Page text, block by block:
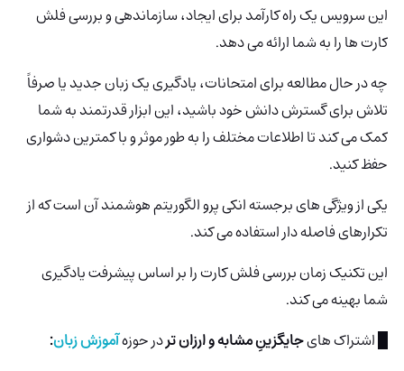
این سرویس یک راه کارآمد برای ایجاد، سازماندهی و بررسی فلش
کارت ها را به شما ارائه می دهد.
چه در حال مطالعه برای امتحانات، یادگیری یک زبان جدید یا صرفاً
تلاش برای گسترش دانش خود باشید، این ابزار قدرتمند به شما
کمک می کند تا اطلاعات مختلف را به طور موثر و با کمترین دشواری
حفظ کنید.
یکی از ویژگی های برجسته انکی‌ پرو الگوریتم هوشمند آن است که از
تکرارهای فاصله دار استفاده می کند.
این تکنیک زمان بررسی فلش کارت را بر اساس پیشرفت یادگیری
شما بهینه می کند.
█ اشتراک هایجایگزینِ مشابه و ارزان تردر حوزهآموزش زبان: